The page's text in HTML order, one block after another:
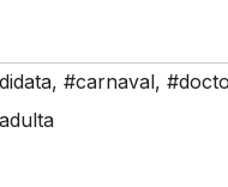
, #carnaval,